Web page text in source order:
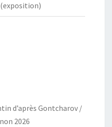
d’après Gontcharov /
2026